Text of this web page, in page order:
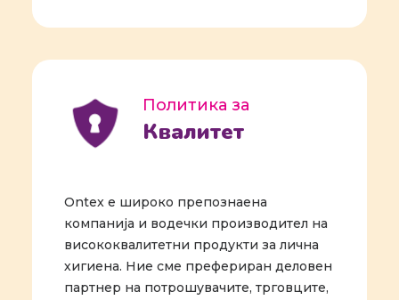
Политика за
Квалитет
Ontex е широко препознаена
компанија и водечки производител на
висококвалитетни продукти за лична
хигиена. Ние сме префериран деловен
партнер на потрошувачите, трговците,